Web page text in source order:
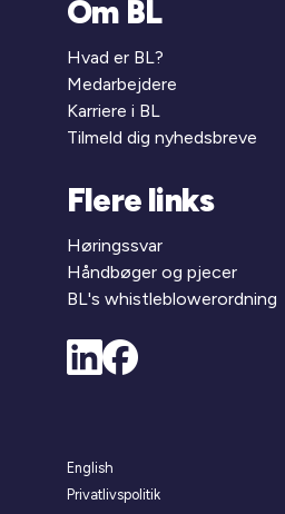
Om BL
Hvad er BL?
Medarbejdere
Karriere i BL
Tilmeld dig nyhedsbreve
Flere links
Høringssvar
Håndbøger og pjecer
BL's whistleblowerordning
English
Privatlivspolitik